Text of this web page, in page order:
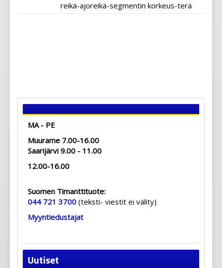
reikä-ajoreikä-segmentin korkeus-terä
MA - PE
Muurame 7.00-16.00
Saarijärvi 9.00 - 11.00
12.00-16.00
Suomen Timanttituote:
044 721 3700 (teksti- viestit ei välity)
Myyntiedustajat
Uutiset